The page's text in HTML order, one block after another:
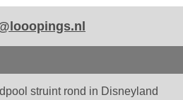
struint rond in Disneyland